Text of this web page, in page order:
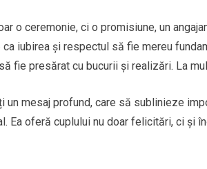
o ceremonie, ci o promisiune, un
iubirea și respectul să fie mereu
fie presărat cu bucurii și realizări. La
un mesaj profund, care să sublinieze
Ea oferă cuplului nu doar felicitări, ci și